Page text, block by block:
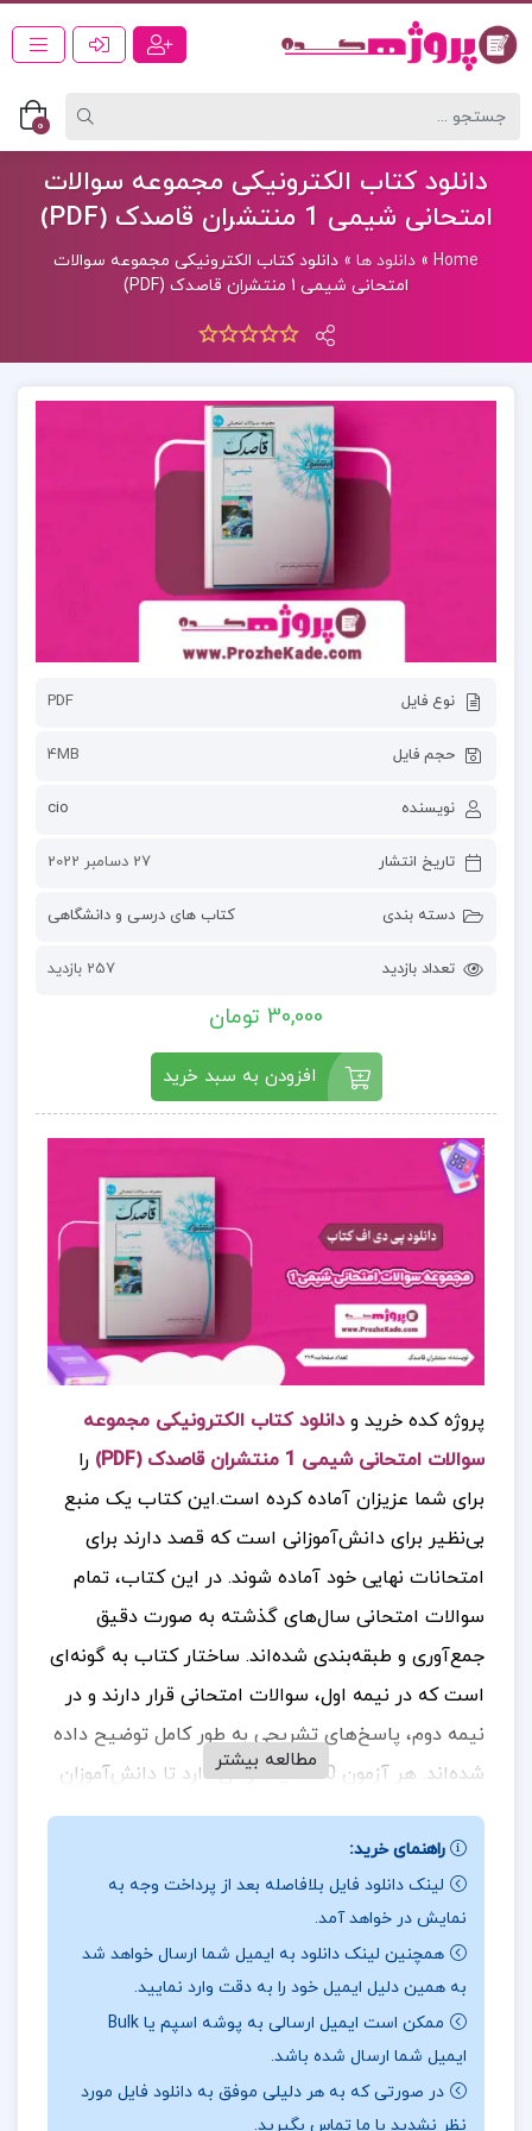
0
دانلود کتاب الکترونیکی مجموعه سوالات
امتحانی شیمی 1 منتشران قاصدک (PDF)
Home
» دانلود ها » دانلود کتاب الکترونیکی مجموعه سوالات
امتحانی شیمی 1 منتشران قاصدک (PDF)
نوع فایل PDF
حجم فایل 4MB
نویسنده cio
تاریخ انتشار 27 دسامبر 2022
دسته بندی کتاب های درسی و دانشگاهی
تعداد بازدید 257 بازدید
30,000 تومان
افزودن به سبد خرید
پروژه کده خرید و دانلود کتاب الکترونیکی مجموعه
سوالات امتحانی شیمی 1 منتشران قاصدک (PDF)
را
برای شما عزیزان آماده کرده است.این کتاب یک منبع
بی‌نظیر برای دانش‌آموزانی است که قصد دارند برای
امتحانات نهایی خود آماده شوند. در این کتاب، تمام
سوالات امتحانی سال‌های گذشته به صورت دقیق
جمع‌آوری و طبقه‌بندی شده‌اند. ساختار کتاب به گونه‌ای
است که در نیمه اول، سوالات امتحانی قرار دارند و در
نیمه دوم، پاسخ‌های تشریحی به طور کامل توضیح داده
شده‌اند.
هر آزمون 90 دقیقه زمان دارد تا دانش‌آموزان
بتوانند در شرایطی مشابه با جلسه امتحان اصلی خود را
بسنجند و آمادگی لازم را کسب کنند. این شبیه‌سازی به
آنها کمک می‌کند تا استرس امتحان را کاهش داده و با
اعتماد به نفس بیشتری به امتحانات خود
جهت خرید فایل های بیشتر پروژه کده
کنید.
درباره نویسنده کتاب مجموعه سوالات امتحانی شیمی
مطالعه بیشتر
راهنمای خرید:
لینک دانلود فایل بلافاصله بعد از پرداخت وجه به
نمایش در خواهد آمد.
همچنین لینک دانلود به ایمیل شما ارسال خواهد شد
به همین دلیل ایمیل خود را به دقت وارد نمایید.
ممکن است ایمیل ارسالی به پوشه اسپم یا Bulk
ایمیل شما ارسال شده باشد.
در صورتی که به هر دلیلی موفق به دانلود فایل مورد
نظر نشدید با ما تماس بگیرید.